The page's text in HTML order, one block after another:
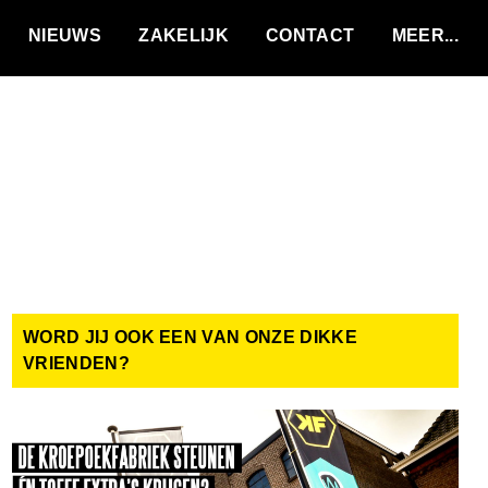
NIEUWS ZAKELIJK CONTACT
WORD JIJ OOK EEN VAN ONZE DIKKE
VRIENDEN?